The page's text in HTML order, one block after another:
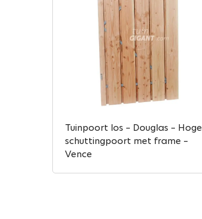
Tuinpoort los – Douglas – Hoge
schuttingpoort met frame –
Vence